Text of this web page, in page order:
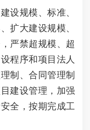
规模、标准、
扩大建设规模、
严禁超规模、超
程序和项目法人
制、合同管理制
建设管理，加强
全，按期完成工